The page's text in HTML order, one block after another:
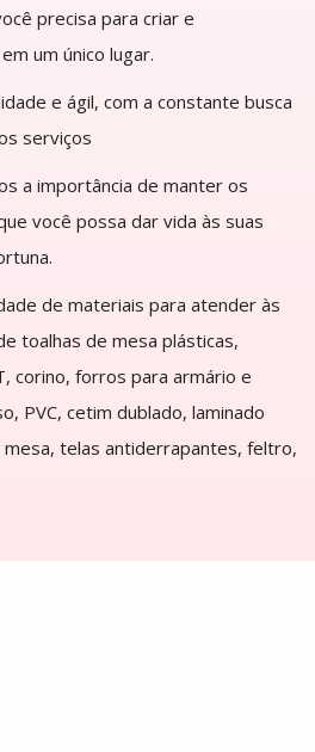
precisa para criar e
um único lugar.
e ágil, com a constante busca
serviços
a importância de manter os
você possa dar vida às suas
de materiais para atender às
toalhas de mesa plásticas,
corino, forros para armário e
PVC, cetim dublado, laminado
mesa, telas antiderrapantes, feltro,